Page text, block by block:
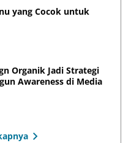
yang Cocok untuk
Organik Jadi Strategi
Awareness di Media